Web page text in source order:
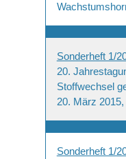
Sonderheft 1/
20.
Stoffwechsel
20. März
Sonderheft 1/